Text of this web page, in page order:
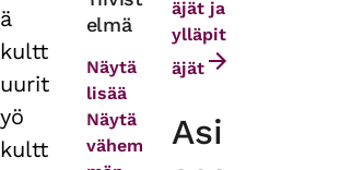
tabs
ä
kultt
uurit
yö
kultt
elmä
Näytä
lisää
Näytä
vähem
äjät ja
ylläpit
äjät
Asi